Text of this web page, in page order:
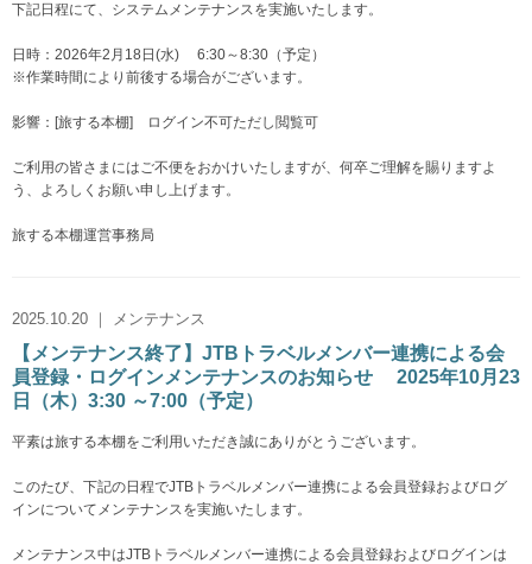
下記日程にて、システムメンテナンスを実施いたします。
日時：2026年2月18日(水) 6:30～8:30（予定）
※作業時間により前後する場合がございます。
影響：[旅する本棚] ログイン不可ただし閲覧可
ご利用の皆さまにはご不便をおかけいたしますが、何卒ご理解を賜りますよ
う、よろしくお願い申し上げます。
旅する本棚運営事務局
2025.10.20 ｜ メンテナンス
【メンテナンス終了】JTBトラベルメンバー連携による会
員登録・ログインメンテナンスのお知らせ 2025年10月23
日（木）3:30 ～7:00（予定）
平素は旅する本棚をご利用いただき誠にありがとうございます。
このたび、下記の日程でJTBトラベルメンバー連携による会員登録およびログ
インについてメンテナンスを実施いたします。
メンテナンス中はJTBトラベルメンバー連携による会員登録およびログインは